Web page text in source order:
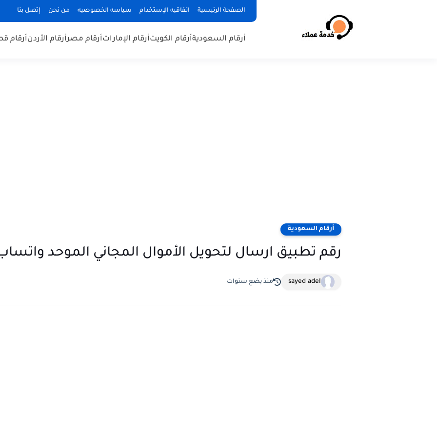
الصفحة الرئيسية اتفاقيه الإستخدام سياسه الخصوصيه من نحن إتصل بنا
أرقام السعوديةأرقام الكويتأرقام الإماراتأرقام مصرأرقام الأردنأرقام
أرقام السعودية
رقم تطبيق ارسال لتحويل الأموال المجاني الموحد
sayed adel منذ بضع سنوات